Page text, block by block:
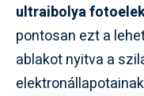
ultraibolya
pontosan ezt a
ablakot nyitva a